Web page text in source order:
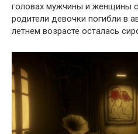
головах мужчины и женщины с
родители девочки погибли в
летнем возрасте осталась